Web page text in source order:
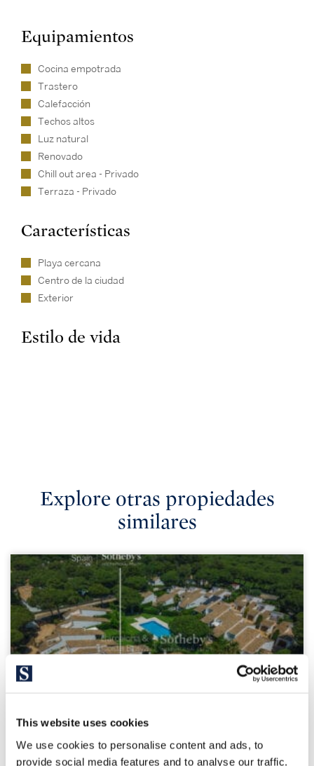
This website uses cookies
We use cookies to personalise content and ads, to
provide social media features and to analyse our traffic.
Equipamientos
Cocina empotrada
Trastero
Calefacción
Techos altos
Luz natural
Renovado
Chill out area - Privado
Terraza - Privado
Características
Playa cercana
Centro de la ciudad
Exterior
Estilo de vida
Explore otras propiedades
similares
750.000 €